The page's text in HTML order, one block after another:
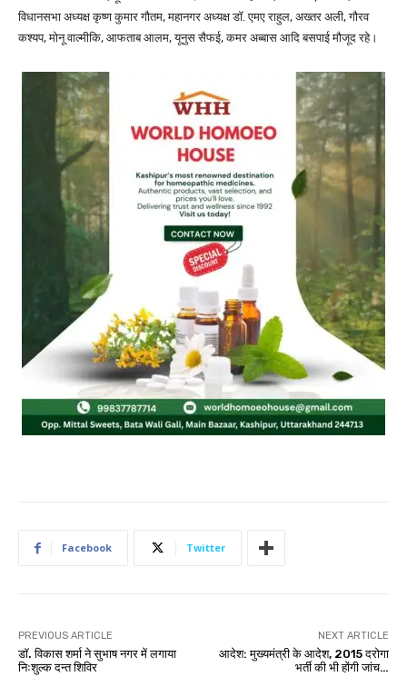
विधानसभा अध्यक्ष कृष्ण कुमार गौतम, महानगर अध्यक्ष डॉ. एमए राहुल, अख्तर अली, गौरव
कश्यप, मोनू वाल्मीकि, आफताब आलम, यूनुस सैफई, कमर अब्बास आदि बसपाई मौजूद रहे।
Facebook Twitter
PREVIOUS ARTICLE
डॉ. विकास शर्मा ने सुभाष नगर में लगाया
निःशुल्क दन्त शिविर
NEXT ARTICLE
आदेश: मुख्यमंत्री के आदेश, 2015 दरोगा
भर्ती की भी होंगी जांच…